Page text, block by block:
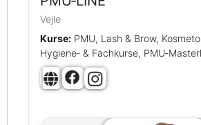
Vejle
Kurse: PMU, Lash & Brow,
Hygiene‑ & Fachkurse,